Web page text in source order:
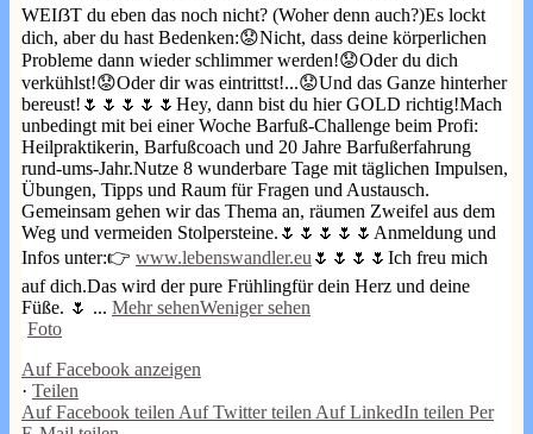
WEIẞT du eben das noch nicht? (Woher denn auch?)Es lockt
dich, aber du hast Bedenken:😟Nicht, dass deine körperlichen
Probleme dann wieder schlimmer werden!😟Oder du dich
verkühlst!😟Oder dir was eintrittst!...😟Und das Ganze hinterher
bereust! 🌷🌷🌷🌷🌷 Hey, dann bist du hier GOLD richtig!Mach
unbedingt mit bei einer Woche Barfuß-Challenge beim Profi:
Heilpraktikerin, Barfußcoach und 20 Jahre Barfußerfahrung
rund-ums-Jahr.Nutze 8 wunderbare Tage mit täglichen Impulsen,
Übungen, Tipps und Raum für Fragen und Austausch.
Gemeinsam gehen wir das Thema an, räumen Zweifel aus dem
Weg und vermeiden Stolpersteine. 🌷🌷🌷🌷🌷 Anmeldung und
Infos unter:👉 www.lebenswandler.eu 🌷🌷🌷🌷 Ich freu mich
auf dich.Das wird der pure Frühlingfür dein Herz und deine
Füße. 🌷 ... Mehr sehenWeniger sehen
Foto
Auf Facebook anzeigen
· Teilen
Auf Facebook teilen Auf Twitter teilen Auf LinkedIn teilen Per